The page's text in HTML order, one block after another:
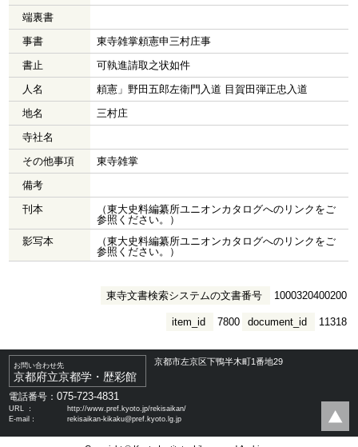
端裏書
事書
東寺雑掌頼憲申三村庄事
書止
可執進請取之状如件
人名
頼憲」野田五郎左衛門入道 目賀田弾正忠入道
地名
三村庄
寺社名
その他事項
東寺雑掌
備考
刊本
（東大史料編纂所ユニオンカタログへのリンクをご
参照ください。）
影写本
（東大史料編纂所ユニオンカタログへのリンクをご
参照ください。）
東寺文書検索システムの文書番号 1000320400200
document_id 11318
item_id 7800
お問い合わせ先
京都府立京都学・歴彩館
京都市左京区下鴨半木町1番地29
電話番号：075-723-4831
URL ：
http://www.pref.kyoto.jp/rekisaikan/
E-mail：
rekisaikan-kikaku@pref.kyoto.lg.jp